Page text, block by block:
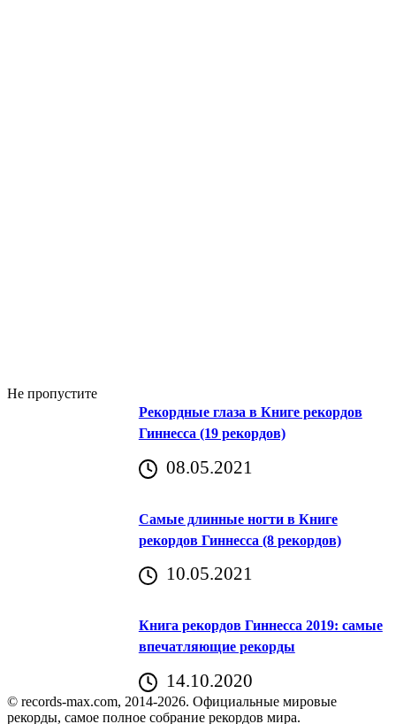
Не пропустите
Рекордные глаза в Книге рекордов
Гиннесса (19 рекордов)
08.05.2021
Самые длинные ногти в Книге
рекордов Гиннесса (8 рекордов)
10.05.2021
Книга рекордов Гиннесса 2019: самые
впечатляющие рекорды
14.10.2020
© records-max.com, 2014-2026. Официальные мировые
рекорды, самое полное собрание рекордов мира.